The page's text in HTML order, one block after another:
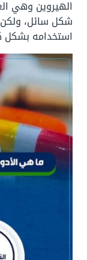
الهيروين وهي
شكل سائل، ولكن
استخدامه بشكل